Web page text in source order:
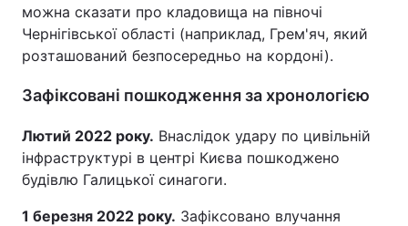
можна сказати про кладовища на півночі
Чернігівської області (наприклад, Грем'яч, який
розташований безпосередньо на кордоні).
Зафіксовані пошкодження за хронологією
Лютий 2022 року. Внаслідок удару по цивільній
інфраструктурі в центрі Києва пошкоджено
будівлю Галицької синагоги.
1 березня 2022 року. Зафіксовано влучання